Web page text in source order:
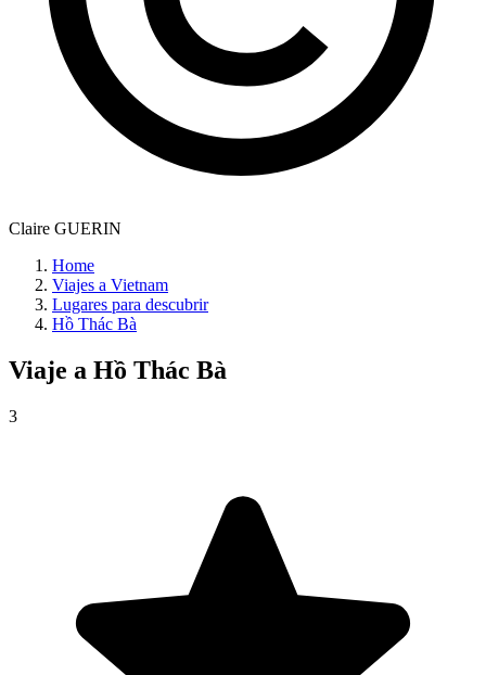
Claire GUERIN
Home
Viajes a Vietnam
Lugares para descubrir
Hồ Thác Bà
Viaje a Hồ Thác Bà
3